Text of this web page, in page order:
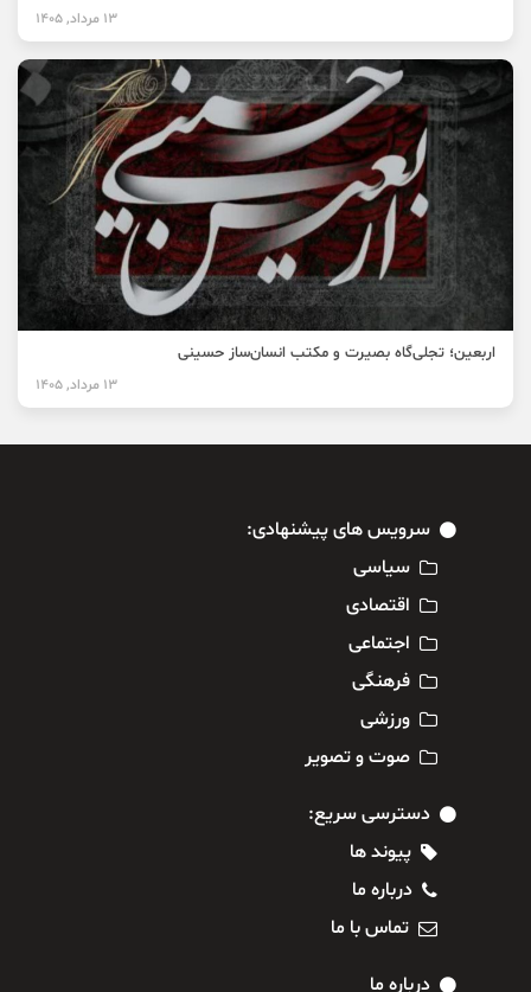
13 مرداد, 1405
اربعین؛ تجلی‌گاه بصیرت و مکتب انسان‌ساز حسینی
13 مرداد, 1405
سرویس های پیشنهادی:
سیاسی
اقتصادی
اجتماعی
فرهنگی
ورزشی
صوت و تصویر
دسترسی سریع:
پیوند ها
درباره ما
تماس با ما
درباره ما